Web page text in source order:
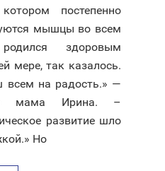
постепенно
мышцы во всем
здоровым
мере, так казалось.
всем на радость.» —
мама Ирина. –
развитие шло
Но